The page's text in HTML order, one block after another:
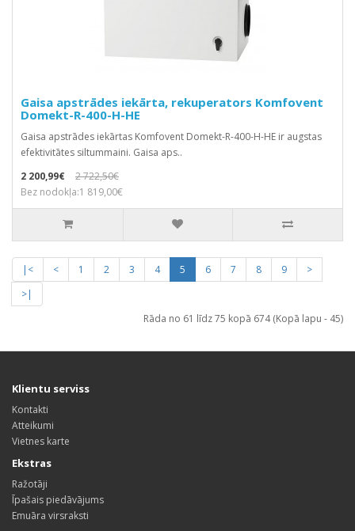
Gaisa apstrādes iekārta, rekuperators Komfovent
Domekt-R-400-H-HE
Gaisa apstrādes iekārtas Komfovent Domekt-R-400-H-HE ir augstas
efektivitātes siltummaini. Gaisa aps..
2 200,99€
2 722,50€
Bez nodokļa:1 819,00€
|< < 1 2 3 4 5 6 7 8 9
>
>|
Rāda no 61 līdz 75 kopā 674 (Kopā lapu - 45)
Klientu serviss
Kontakti
Atteikumi
Vietnes karte
Ekstras
Ražotāji
Īpašais piedāvājums
Emuāra virsraksti